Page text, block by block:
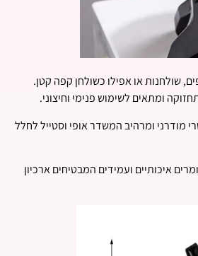
שולחנות או אפילו כשולחן קפה קטן.
ומתאים לשימוש פנימי וחיצוני.
מודרני ומרהיב המשדר אופי וסטייל לחלל
איכותיים ועמידים המבטיחים ארכיון